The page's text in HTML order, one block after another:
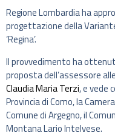
Regione Lombardia ha
progettazione della
‘Regina’.
Il provvedimento ha
proposta dell’assessore
Claudia Maria Terzi, e vede
Provincia di Como, la
Comune di Argegno, il
Montana Lario Intelvese.